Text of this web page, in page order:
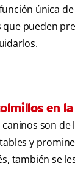
única
pueden
en
son de
y
también se